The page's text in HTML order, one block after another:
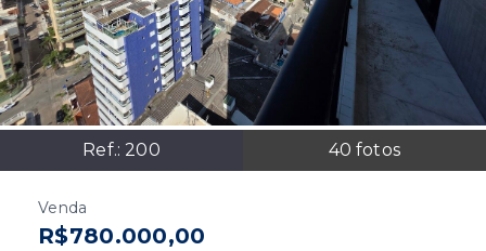
Ref.: 200 40 fotos
Venda
R$780.000,00